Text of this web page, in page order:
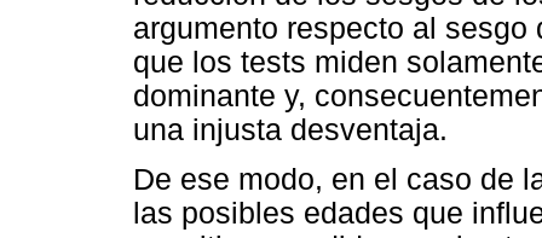
argumento respecto al
que los tests miden
dominante y,
una injusta desventaja.
De ese modo, en el caso de
las posibles edades que